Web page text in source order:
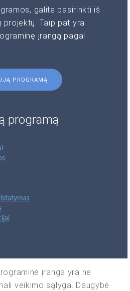
galite pasirinkti iš
projektų. Taip pat yra
įrangą pagal
PROGRAMĄ
programą
įranga yra ne
veikimo sąlyga. Daugybė